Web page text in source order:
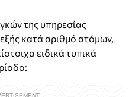
της υπηρεσίας
κατά αριθμό ατόμων,
ειδικά τυπικά